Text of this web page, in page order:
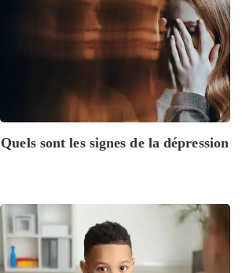
Quels sont les signes de la dépression